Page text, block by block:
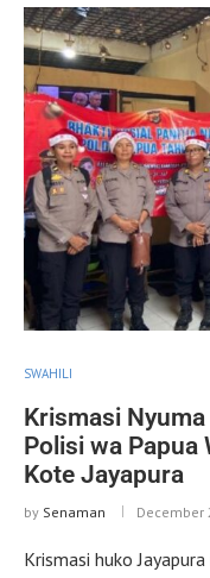
SWAHILI
Krismasi
Polisi wa
Kote Jayapura
by Senaman December
Krismasi huko